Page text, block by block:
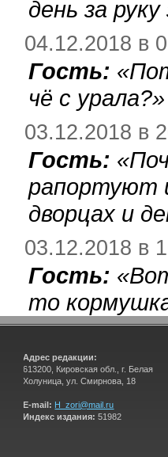
день за
04.12.2018 в
Гость: «
чё с урала?»
03.12.2018 в
Гость: «
рапортуют
дворцах и
03.12.2018 в
Гость: «
то
Адрес редакции:
613200, Кировская обл., г. Белая
Холуница, ул. Смирнова, 18
E-mail: H_zori@mail.ru
Индекс издания: 51982